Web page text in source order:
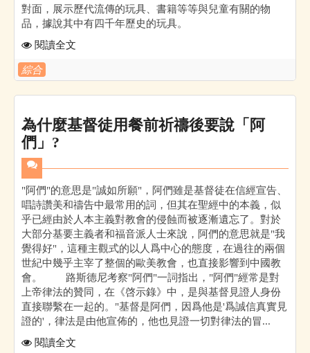
對面，展示歷代流傳的玩具、書籍等等與兒童有關的物
品，據說其中有四千年歷史的玩具。
閱讀全文
綜合
為什麼基督徒用餐前祈禱後要說「阿
們」?
"阿們"的意思是"誠如所願"，阿們雖是基督徒在信經宣告、
唱詩讚美和禱告中最常用的詞，但其在聖經中的本義，似
乎已經由於人本主義對教會的侵蝕而被逐漸遺忘了。對於
大部分基要主義者和福音派人士來說，阿們的意思就是"我
覺得好"，這種主觀式的以人爲中心的態度，在過往的兩個
世紀中幾乎主宰了整個的歐美教會，也直接影響到中國教
會。 路斯德尼考察"阿們"一詞指出，"阿們"經常是對
上帝律法的贊同，在《啓示錄》中，是與基督見證人身份
直接聯繫在一起的。"基督是阿們，因爲他是'爲誠信真實見
證的'，律法是由他宣佈的，他也見證一切對律法的冒...
閱讀全文